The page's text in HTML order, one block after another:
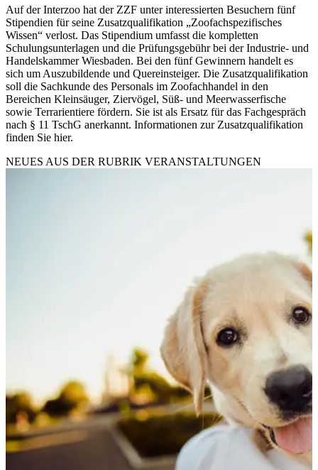
Auf der Interzoo hat der ZZF unter interessierten Besuchern fünf
Stipendien für seine Zusatzqualifikation „Zoofachspezifisches
Wissen“ verlost. Das Stipendium umfasst die kompletten
Schulungsunterlagen und die Prüfungsgebühr bei der Industrie- und
Handelskammer Wiesbaden. Bei den fünf Gewinnern handelt es
sich um Auszubildende und Quereinsteiger. Die Zusatzqualifikation
soll die Sachkunde des Personals im Zoofachhandel in den
Bereichen Kleinsäuger, Ziervögel, Süß- und Meerwasserfische
sowie Terrarientiere fördern. Sie ist als Ersatz für das Fachgespräch
nach § 11 TschG anerkannt. Informationen zur Zusatzqualifikation
finden Sie hier.
NEUES AUS DER RUBRIK VERANSTALTUNGEN